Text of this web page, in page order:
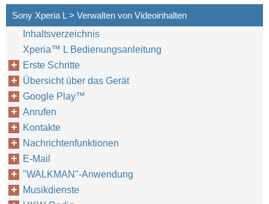
Sony Xperia L > Verwalten von Videoinhalten
Inhaltsverzeichnis
Xperia™‎ L Bedienungsanleitung
Erste Schritte
Übersicht über das Gerät
Google Play™‎
Anrufen
Kontakte
Nachrichtenfunktionen
E-Mail
"WALKMAN"-Anwendung
Musikdienste